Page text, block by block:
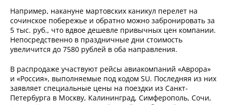
Например, накануне мартовских каникул перелет на
сочинское побережье и обратно можно забронировать за
5 тыс. руб., что вдвое дешевле привычных цен компании.
Непосредственно в праздничные дни стоимость
увеличится до 7580 рублей в оба направления.
В распродаже участвуют рейсы авиакомпаний «Аврора»
и «Россия», выполняемые под кодом SU. Последняя из них
заявляет специальные цены на поездки из Санкт-
Петербурга в Москву, Калининград, Симферополь, Сочи,